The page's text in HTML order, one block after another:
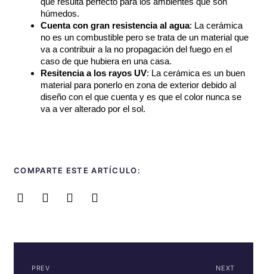
húmedos.
Cuenta con gran resistencia al agua: La cerámica
no es un combustible pero se trata de un material que
va a contribuir a la no propagación del fuego en el
caso de que hubiera en una casa.
Resitencia a los rayos UV: La cerámica es un buen
material para ponerlo en zona de exterior debido al
diseño con el que cuenta y es que el color nunca se
va a ver alterado por el sol.
COMPARTE ESTE ARTÍCULO:
PREV NEXT